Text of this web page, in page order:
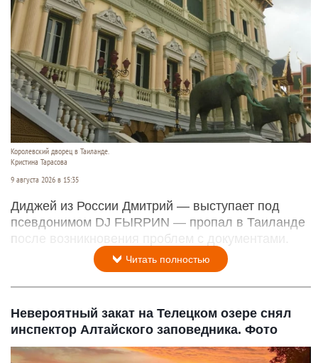
Королевский дворец в Таиланде.
Кристина Тарасова
9 августа 2026 в 15:35
Диджей из России Дмитрий — выступает под
псевдонимом DJ FЫRРИN — пропал в Таиланде
после возникновения проблем с документами.
Читать полностью
Невероятный закат на Телецком озере снял
инспектор Алтайского заповедника. Фото